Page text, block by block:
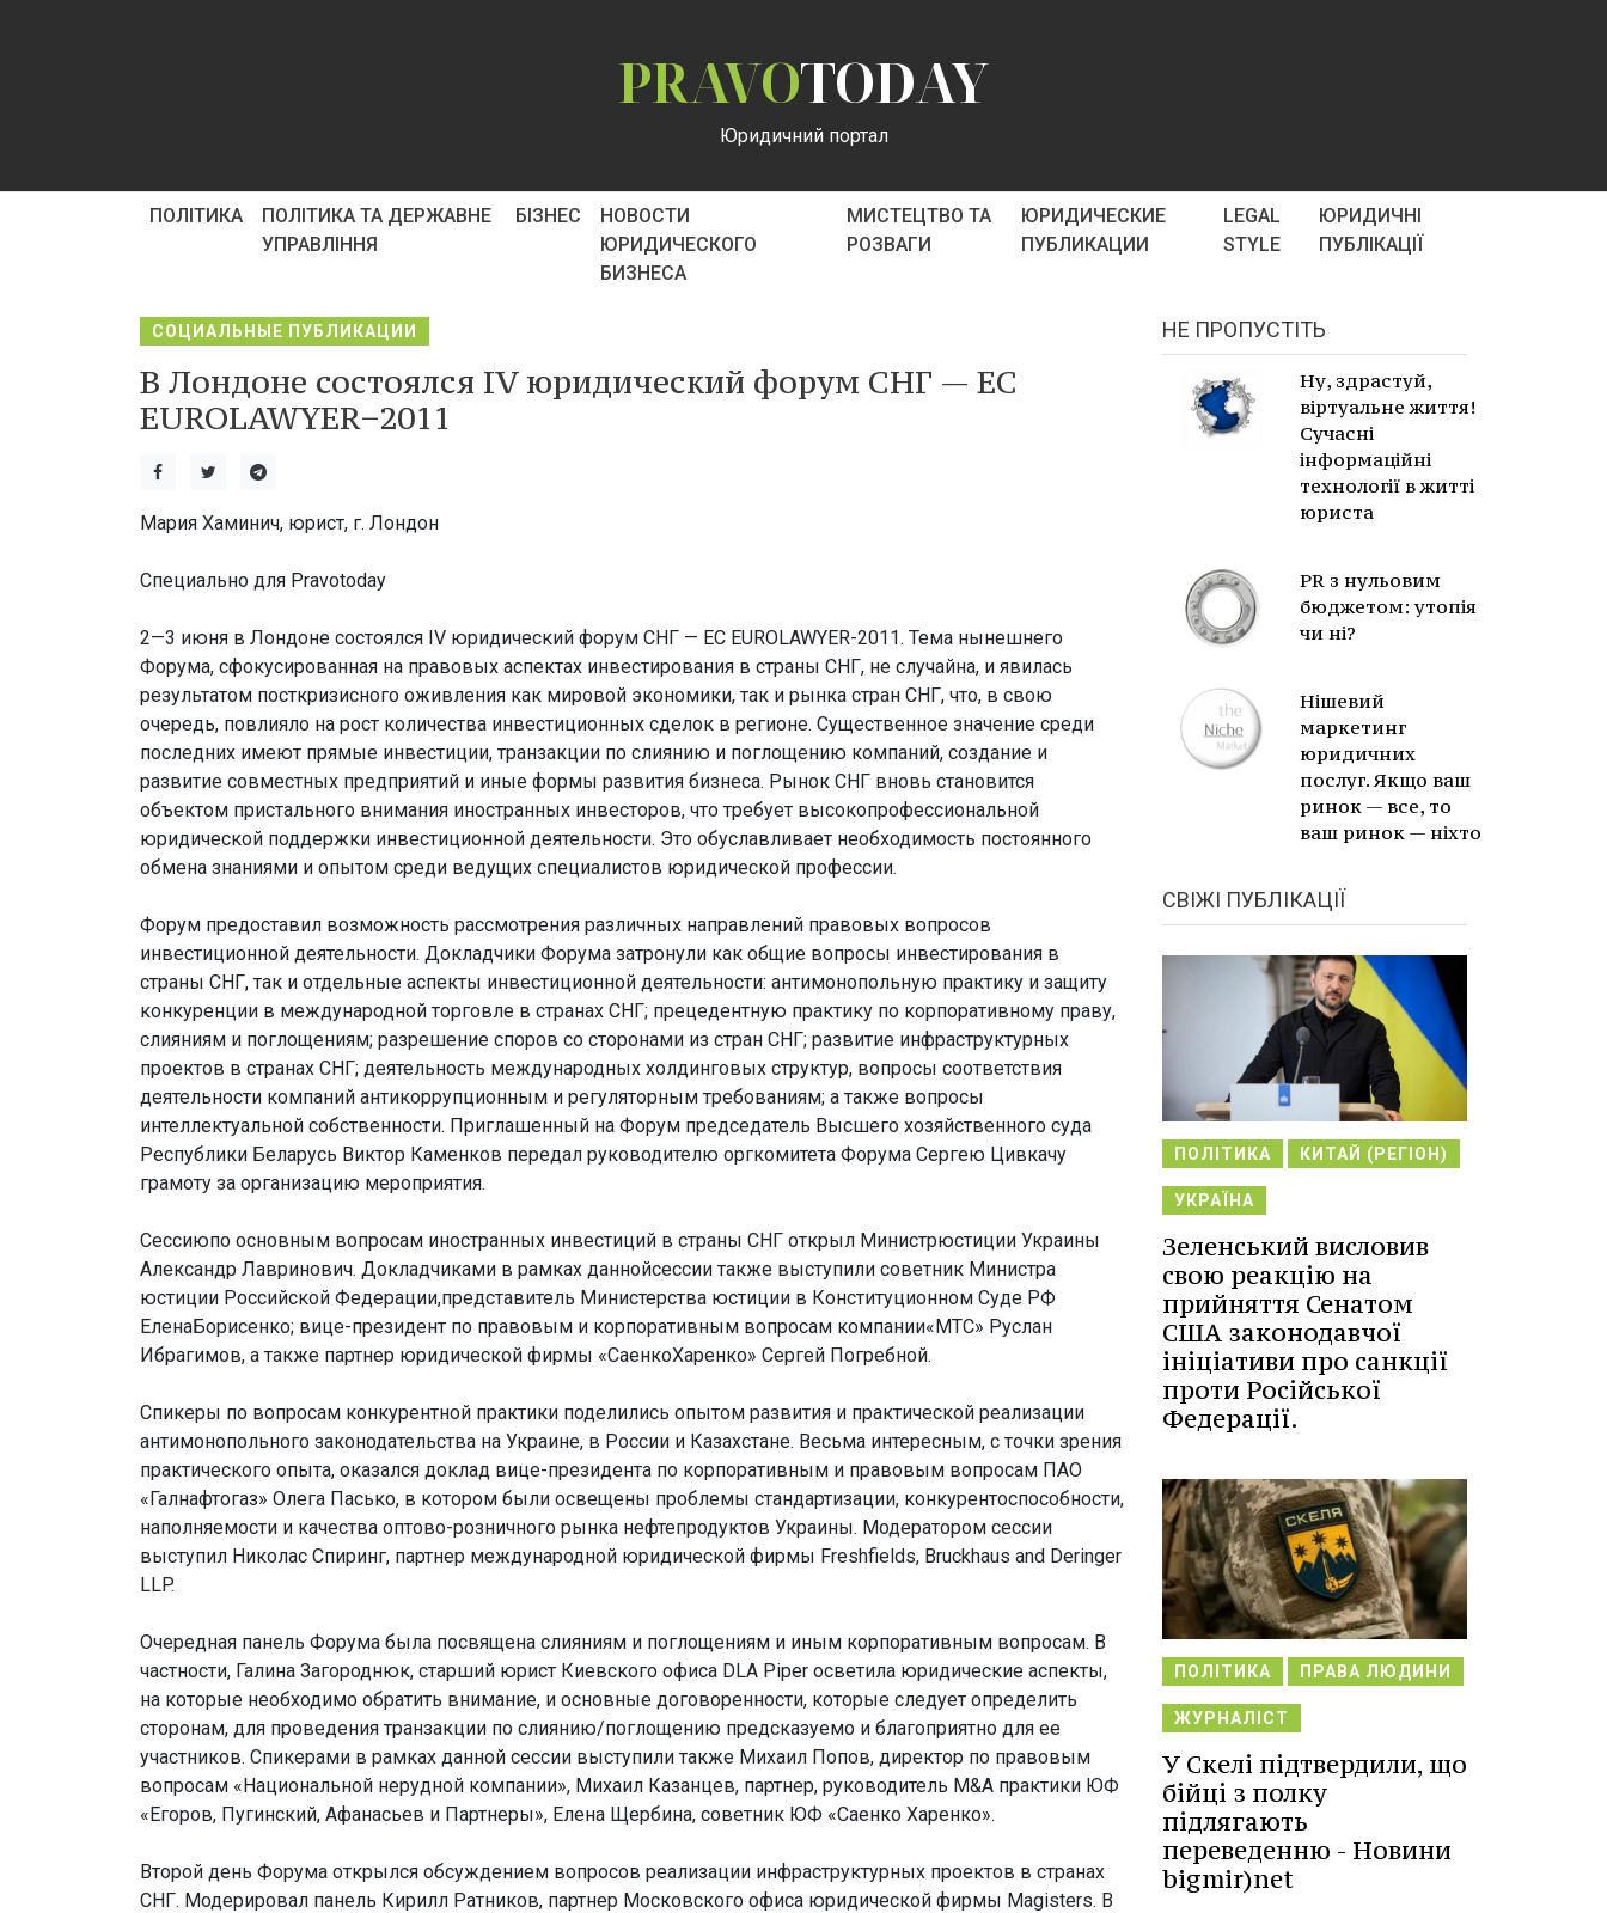
PRAVOTODAY
Юридичний портал
ПОЛІТИКА
ПОЛІТИКА ТА ДЕРЖАВНЕ
УПРАВЛІННЯ
БІЗНЕС
НОВОСТИ
ЮРИДИЧЕСКОГО
БИЗНЕСА
МИСТЕЦТВО ТА
РОЗВАГИ
ЮРИДИЧЕСКИЕ
ПУБЛИКАЦИИ
LEGAL
STYLE
ЮРИДИЧНІ
ПУБЛІКАЦІЇ
СОЦИАЛЬНЫЕ ПУБЛИКАЦИИ
В Лондоне состоялся IV юридический форум СНГ — ЕС
EUROLAWYER−2011
Мария Хаминич, юрист, г. Лондон
Специально для Pravotoday
2—3 июня в Лондоне состоялся IV юридический форум СНГ — ЕС EUROLAWYER-2011. Тема нынешнего
Форума, сфокусированная на правовых аспектах инвестирования в страны СНГ, не случайна, и явилась
результатом посткризисного оживления как мировой экономики, так и рынка стран СНГ, что, в свою
очередь, повлияло на рост количества инвестиционных сделок в регионе. Существенное значение среди
последних имеют прямые инвестиции, транзакции по слиянию и поглощению компаний, создание и
развитие совместных предприятий и иные формы развития бизнеса. Рынок СНГ вновь становится
объектом пристального внимания иностранных инвесторов, что требует высокопрофессиональной
юридической поддержки инвестиционной деятельности. Это обуславливает необходимость постоянного
обмена знаниями и опытом среди ведущих специалистов юридической профессии.
Форум предоставил возможность рассмотрения различных направлений правовых вопросов
инвестиционной деятельности. Докладчики Форума затронули как общие вопросы инвестирования в
страны СНГ, так и отдельные аспекты инвестиционной деятельности: антимонопольную практику и защиту
конкуренции в международной торговле в странах СНГ; прецедентную практику по корпоративному праву,
слияниям и поглощениям; разрешение споров со сторонами из стран СНГ; развитие инфраструктурных
проектов в странах СНГ; деятельность международных холдинговых структур, вопросы соответствия
деятельности компаний антикоррупционным и регуляторным требованиям; а также вопросы
интеллектуальной собственности. Приглашенный на Форум председатель Высшего хозяйственного суда
Республики Беларусь Виктор Каменков передал руководителю оргкомитета Форума Сергею Цивкачу
грамоту за организацию мероприятия.
Сессиюпо основным вопросам иностранных инвестиций в страны СНГ открыл Министрюстиции Украины
Александр Лавринович. Докладчиками в рамках даннойсессии также выступили советник Министра
юстиции Российской Федерации,представитель Министерства юстиции в Конституционном Суде РФ
ЕленаБорисенко; вице-президент по правовым и корпоративным вопросам компании«МТС» Руслан
Ибрагимов, а также партнер юридической фирмы «СаенкоХаренко» Сергей Погребной.
Спикеры по вопросам конкурентной практики поделились опытом развития и практической реализации
антимонопольного законодательства на Украине, в России и Казахстане. Весьма интересным, с точки зрения
практического опыта, оказался доклад вице-президента по корпоративным и правовым вопросам ПАО
«Галнафтогаз» Олега Пасько, в котором были освещены проблемы стандартизации, конкурентоспособности,
наполняемости и качества оптово-розничного рынка нефтепродуктов Украины. Модератором сессии
выступил Николас Спиринг, партнер международной юридической фирмы Freshfields, Bruckhaus and Deringer
LLP.
Очередная панель Форума была посвящена слияниям и поглощениям и иным корпоративным вопросам. В
частности, Галина Загороднюк, старший юрист Киевского офиса DLA Piper осветила юридические аспекты,
на которые необходимо обратить внимание, и основные договоренности, которые следует определить
сторонам, для проведения транзакции по слиянию/поглощению предсказуемо и благоприятно для ее
участников. Спикерами в рамках данной сессии выступили также Михаил Попов, директор по правовым
вопросам «Национальной нерудной компании», Михаил Казанцев, партнер, руководитель M&A практики ЮФ
«Егоров, Пугинский, Афанасьев и Партнеры», Елена Щербина, советник ЮФ «Саенко Харенко».
Второй день Форума открылся обсуждением вопросов реализации инфраструктурных проектов в странах
СНГ. Модерировал панель Кирилл Ратников, партнер Московского офиса юридической фирмы Magisters. В
НЕ ПРОПУСТІТЬ
Ну, здрастуй,
віртуальне життя!
Сучасні
інформаційні
технології в житті
юриста
PR з нульовим
бюджетом: утопія
чи ні?
Нішевий
маркетинг
юридичних
послуг. Якщо ваш
ринок — все, то
ваш ринок — ніхто
СВІЖІ ПУБЛІКАЦІЇ
ПОЛІТИКА КИТАЙ (РЕГІОН)
УКРАЇНА
Зеленський висловив
свою реакцію на
прийняття Сенатом
США законодавчої
ініціативи про санкції
проти Російської
Федерації.
ПОЛІТИКА ПРАВА ЛЮДИНИ
ЖУРНАЛІСТ
У Скелі підтвердили, що
бійці з полку
підлягають
переведенню - Новини
bigmir)net